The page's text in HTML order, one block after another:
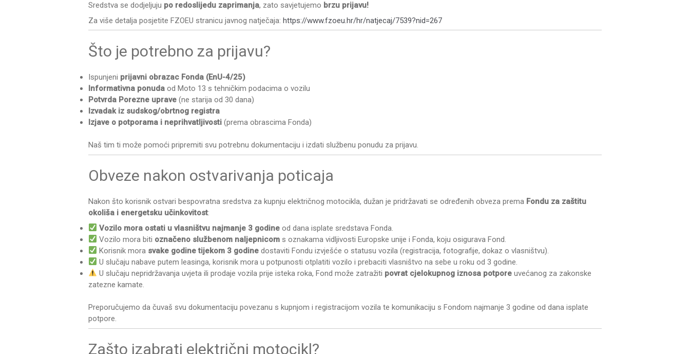
Sredstva se dodjeljuju po redoslijedu zaprimanja, zato savjetujemo brzu prijavu!
Za više detalja posjetite FZOEU stranicu javnog natječaja:https://www.fzoeu.hr/hr/natjecaj/7539?nid=267
Što je potrebno za prijavu?
Ispunjeni prijavni obrazac Fonda (EnU-4/25)
Informativna ponuda od Moto 13 s tehničkim podacima o vozilu
Potvrda Porezne uprave (ne starija od 30 dana)
Izvadak iz sudskog/obrtnog registra
Izjave o potporama i neprihvatljivosti (prema obrascima Fonda)
Naš tim ti može pomoći pripremiti svu potrebnu dokumentaciju i izdati službenu ponudu za prijavu.
Obveze nakon ostvarivanja poticaja
Nakon što korisnik ostvari bespovratna sredstva za kupnju električnog motocikla, dužan je pridržavati se određenih obveza prema Fondu za zaštitu
okoliša i energetsku učinkovitost:
Vozilo mora ostati u vlasništvu najmanje 3 godine od dana isplate sredstava Fonda.
Vozilo mora biti označeno službenom naljepnicom s oznakama vidljivosti Europske unije i Fonda, koju osigurava Fond.
Korisnik mora svake godine tijekom 3 godine dostaviti Fondu izvješće o statusu vozila (registracija, fotografije, dokaz o vlasništvu).
U slučaju nabave putem leasinga, korisnik mora u potpunosti otplatiti vozilo i prebaciti vlasništvo na sebe u roku od 3 godine.
U slučaju nepridržavanja uvjeta ili prodaje vozila prije isteka roka, Fond može zatražiti povrat cjelokupnog iznosa potpore uvećanog za zakonske
zatezne kamate.
Preporučujemo da čuvaš svu dokumentaciju povezanu s kupnjom i registracijom vozila te komunikaciju s Fondom najmanje 3 godine od dana isplate
potpore.
Zašto izabrati električni motocikl?